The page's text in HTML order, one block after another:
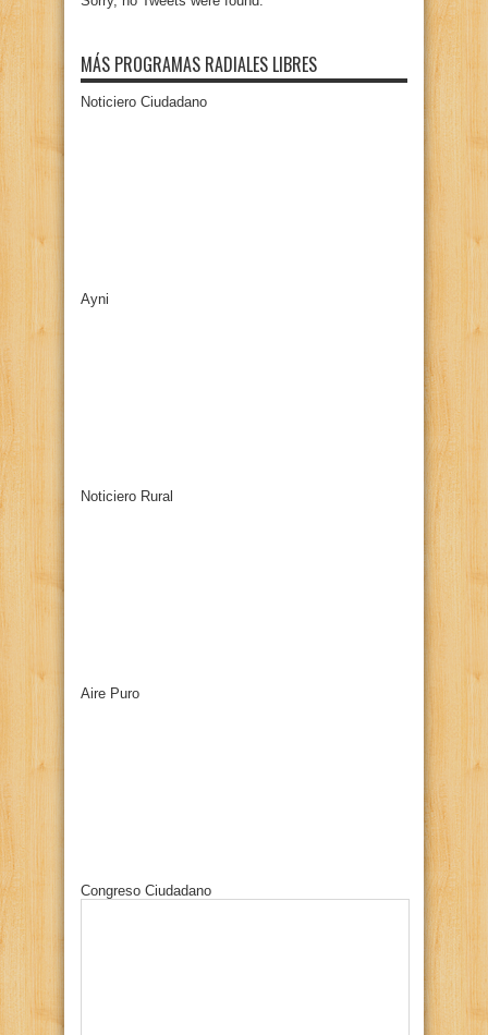
MÁS PROGRAMAS RADIALES LIBRES
Noticiero Ciudadano
Ayni
Noticiero Rural
Aire Puro
Congreso Ciudadano